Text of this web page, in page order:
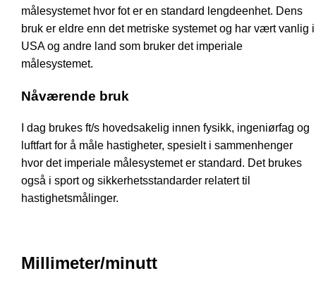
målesystemet hvor fot er en standard lengdeenhet. Dens
bruk er eldre enn det metriske systemet og har vært vanlig i
USA og andre land som bruker det imperiale
målesystemet.
Nåværende bruk
I dag brukes ft/s hovedsakelig innen fysikk, ingeniørfag og
luftfart for å måle hastigheter, spesielt i sammenhenger
hvor det imperiale målesystemet er standard. Det brukes
også i sport og sikkerhetsstandarder relatert til
hastighetsmålinger.
Millimeter/minutt